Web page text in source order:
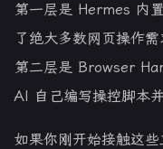
第一层是 Hermes 内
了绝大多数网页操作需
第二层是 Browser
AI 自己编写操控脚本
如果你刚开始接触这